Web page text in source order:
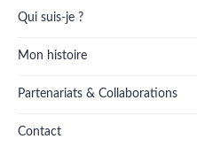
Qui suis-je ?
Mon histoire
Partenariats & Collaborations
Contact